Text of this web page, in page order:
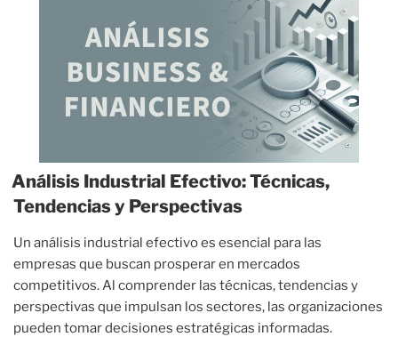
Análisis Industrial Efectivo: Técnicas,
Tendencias y Perspectivas
Un análisis industrial efectivo es esencial para las
empresas que buscan prosperar en mercados
competitivos. Al comprender las técnicas, tendencias y
perspectivas que impulsan los sectores, las organizaciones
pueden tomar decisiones estratégicas informadas.